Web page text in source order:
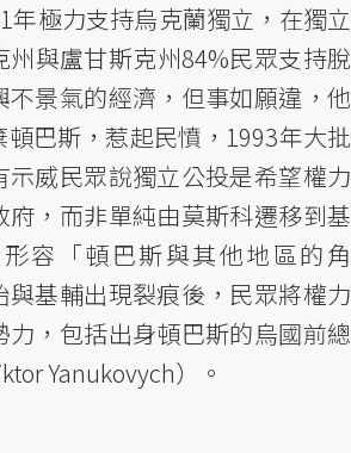
年極力支持烏克蘭獨立，在獨立
州與盧甘斯克州84%民眾支持脫
不景氣的經濟，但事如願違，他
巴斯，惹起民憤，1993年大批
威民眾說獨立公投是希望權力
府，而非單純由莫斯科遷移到基
容「頓巴斯與其他地區的角
與基輔出現裂痕後，民眾將權力
力，包括出身頓巴斯的烏國前總
Yanukovych）。